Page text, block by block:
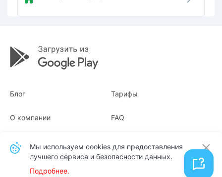
Блог Тарифы
О компании
Квитанции
FAQ
Мы используем cookies для предоставления
лучшего сервиса и безопасности данных.
Подробнее.